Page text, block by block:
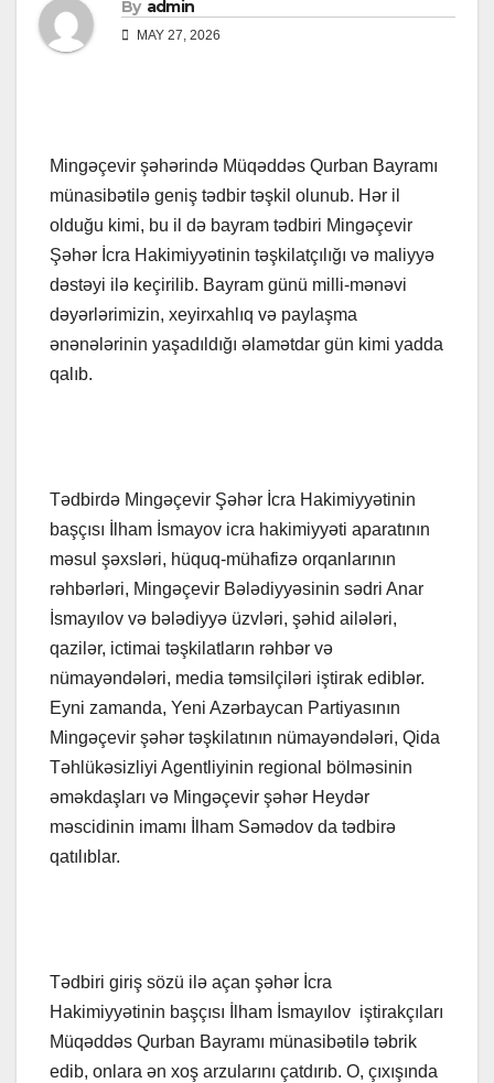
By admin
MAY 27, 2026
Mingəçevir şəhərində Müqəddəs Qurban Bayramı
münasibətilə geniş tədbir təşkil olunub. Hər il
olduğu kimi, bu il də bayram tədbiri Mingəçevir
Şəhər İcra Hakimiyyətinin təşkilatçılığı və maliyyə
dəstəyi ilə keçirilib. Bayram günü milli-mənəvi
dəyərlərimizin, xeyirxahlıq və paylaşma
ənənələrinin yaşadıldığı əlamətdar gün kimi yadda
qalıb.
Tədbirdə Mingəçevir Şəhər İcra Hakimiyyətinin
başçısı İlham İsmayov icra hakimiyyəti aparatının
məsul şəxsləri, hüquq-mühafizə orqanlarının
rəhbərləri, Mingəçevir Bələdiyyəsinin sədri Anar
İsmayılov və bələdiyyə üzvləri, şəhid ailələri,
qazilər, ictimai təşkilatların rəhbər və
nümayəndələri, media təmsilçiləri iştirak ediblər.
Eyni zamanda, Yeni Azərbaycan Partiyasının
Mingəçevir şəhər təşkilatının nümayəndələri, Qida
Təhlükəsizliyi Agentliyinin regional bölməsinin
əməkdaşları və Mingəçevir şəhər Heydər
məscidinin imamı İlham Səmədov da tədbirə
qatılıblar.
Tədbiri giriş sözü ilə açan şəhər İcra
Hakimiyyətinin başçısı İlham İsmayılov iştirakçıları
Müqəddəs Qurban Bayramı münasibətilə təbrik
edib, onlara ən xoş arzularını çatdırıb. O, çıxışında